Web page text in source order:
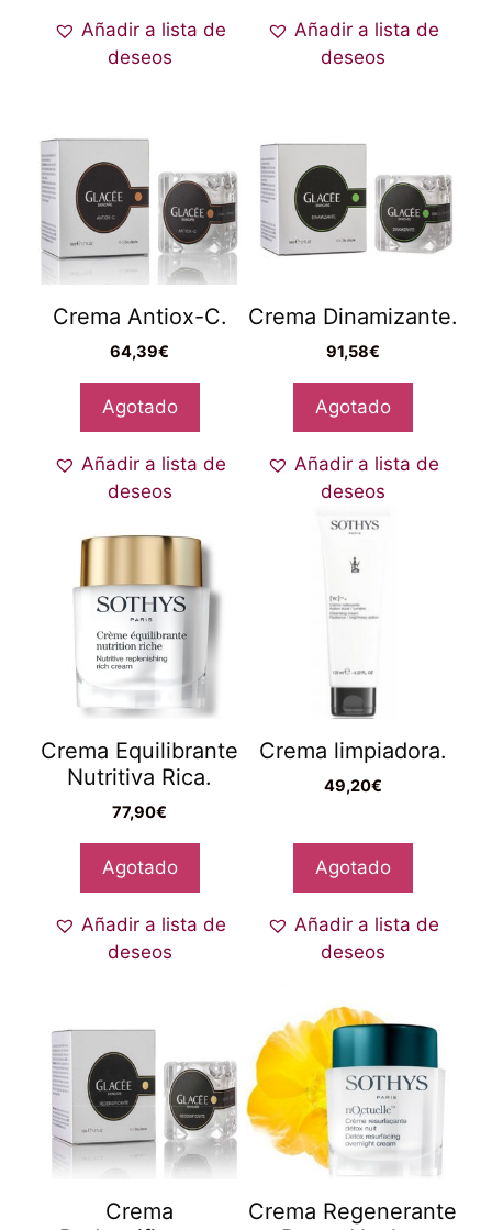
Añadir a lista de
deseos
Añadir a lista de
deseos
Crema Antiox-C.
64,39€
Agotado
Añadir a lista de
deseos
Crema Dinamizante.
91,58€
Agotado
Añadir a lista de
deseos
Crema Equilibrante
Nutritiva Rica.
77,90€
Agotado
Añadir a lista de
deseos
Crema limpiadora.
49,20€
Agotado
Añadir a lista de
deseos
Crema
Crema Regenerante